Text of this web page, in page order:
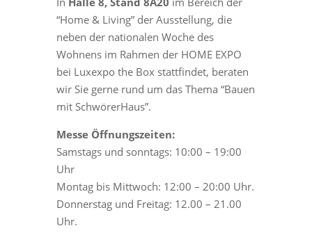
“Home & Living” der Ausstellung, die
neben der nationalen Woche des
Wohnens im Rahmen der HOME EXPO
bei Luxexpo the Box stattfindet, beraten
wir Sie gerne rund um das Thema “Bauen
mit SchwörerHaus”.
Messe Öffnungszeiten:
Samstags und sonntags: 10:00 – 19:00
Uhr
Montag bis Mittwoch: 12:00 – 20:00 Uhr.
Donnerstag und Freitag: 12.00 – 21.00
Uhr.